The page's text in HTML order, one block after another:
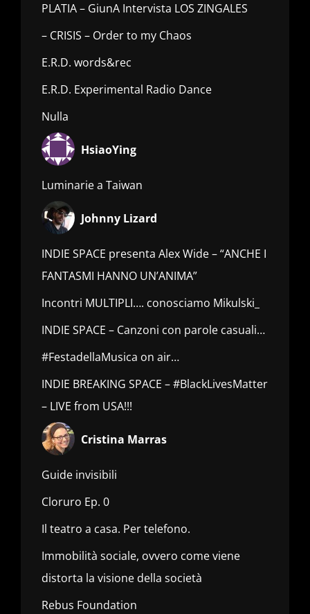
PLATIA – GiunA Intervista LOS ZINGALES
– CRISIS – Order to my Chaos
E.R.D. words&rec
E.R.D. Experimental Radio Dance
Nulla
HsiaoYing
Luminarie a Taiwan
Johnny Lizard
INDIE SPACE presenta Alex Wide – “ANCHE I
FANTASMI HANNO UN’ANIMA”
Incontri MULTIPLI…. conosciamo Mikulski_
INDIE SPACE – Canzoni con parole casuali…
#FestadellaMusica on air…
INDIE BREAKING SPACE – #BlackLivesMatter
– LIVE from USA!!!
Cristina Marras
Guide invisibili
Cloruro Ep. 0
Il teatro a casa. Per telefono.
Immobilità sociale, ovvero come viene
distorta la visione della società
Rebus Foundation